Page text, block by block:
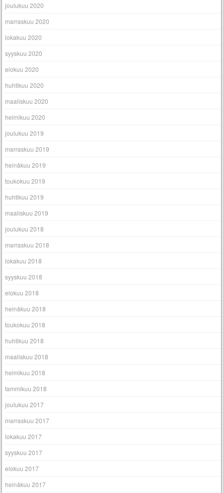
joulukuu 2020
marraskuu 2020
lokakuu 2020
syyskuu 2020
elokuu 2020
huhtikuu 2020
maaliskuu 2020
helmikuu 2020
joulukuu 2019
marraskuu 2019
heinäkuu 2019
toukokuu 2019
huhtikuu 2019
maaliskuu 2019
joulukuu 2018
marraskuu 2018
lokakuu 2018
syyskuu 2018
elokuu 2018
heinäkuu 2018
toukokuu 2018
huhtikuu 2018
maaliskuu 2018
helmikuu 2018
tammikuu 2018
joulukuu 2017
marraskuu 2017
lokakuu 2017
syyskuu 2017
elokuu 2017
heinäkuu 2017